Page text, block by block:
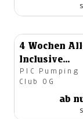
4 Wochen
Inclusive
PIC Pumping
Club OG
ab